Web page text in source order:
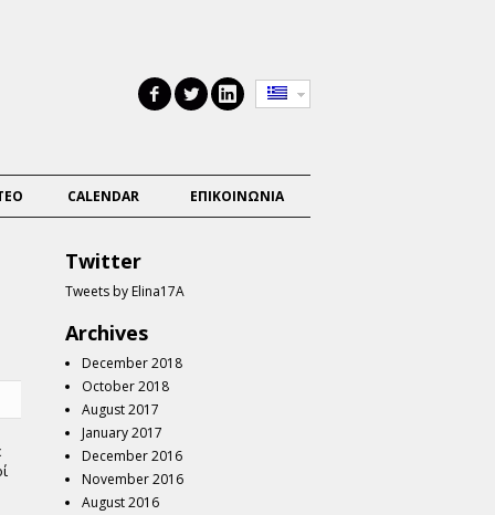
CALENDAR ΕΠΙΚΟΙΝΩΝΙΑ
Twitter
Tweets by Elina17A
Archives
December 2018
October 2018
August 2017
January 2017
December 2016
November 2016
August 2016